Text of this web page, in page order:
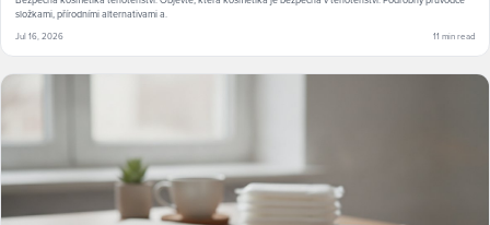
složkami, přírodními alternativami a.
Jul 16, 2026 11 min read